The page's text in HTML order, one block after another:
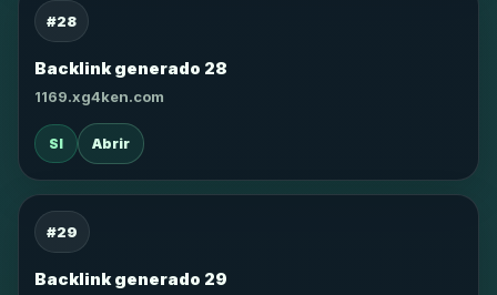
#28
Backlink generado 28
1169.xg4ken.com
SI Abrir
#29
Backlink generado 29